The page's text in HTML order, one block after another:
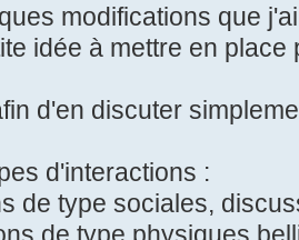
modifications que
idée à mettre en place
d'en discuter
d'interactions :
de type sociales,
de type physiques